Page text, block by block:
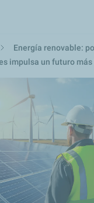
contenido
principal
Energía renovable:
impulsa un futuro